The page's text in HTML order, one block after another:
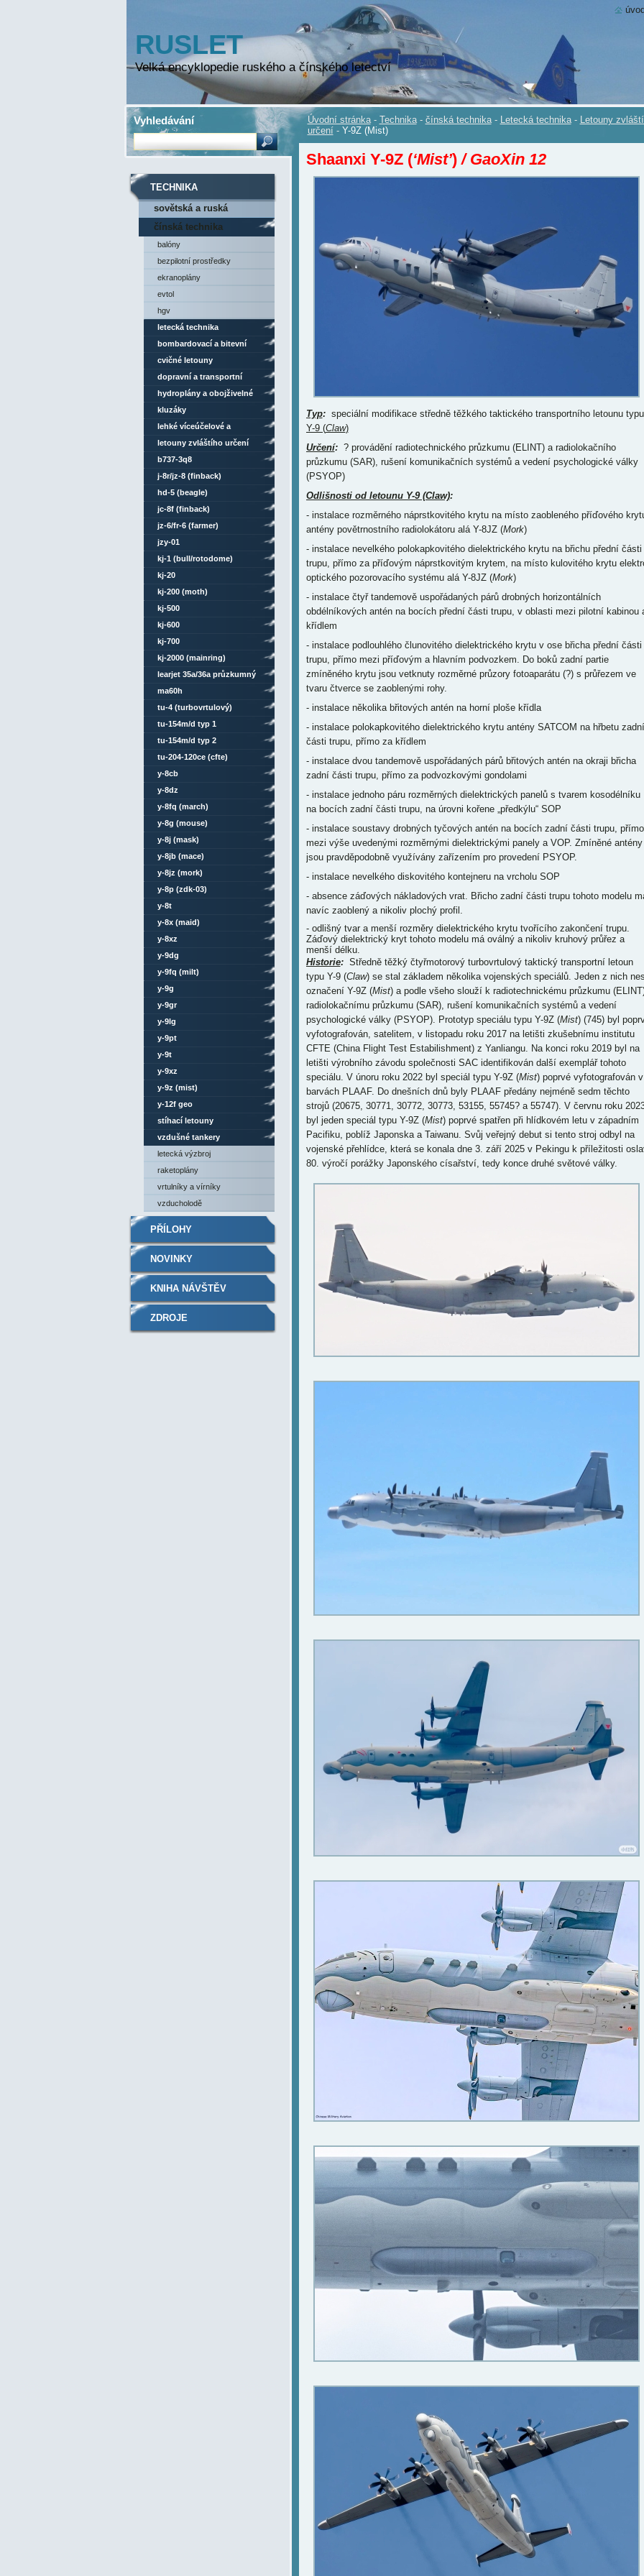
RUSLET
Velká encyklopedie ruského a čínského letectví
Úvodní stránka - Technika - čínská technika - Letecká technika - Letouny
určení - Y-9Z (Mist)
Shaanxi Y-9Z (‘Mist’) / GaoXin 12
Typ:speciální modifikace středně těžkého taktického transportního letounu typu
Y-9 (Claw)
Určení:? provádění radiotechnického průzkumu (ELINT) a radiolokačního
průzkumu (SAR), rušení komunikačních systémů a vedení psychologické války
(PSYOP)
Odlišnosti od letounu Y-9 (Claw):
- instalace rozměrného náprstkovitého krytu na místo zaobleného příďového
antény povětrnostního radiolokátoru alá Y-8JZ (Mork)
- instalace nevelkého polokapkovitého dielektrického krytu na břichu přední části
trupu, přímo za příďovým náprstkovitým krytem, na místo kulovitého krytu
optického pozorovacího systému alá Y-8JZ (Mork)
- instalace čtyř tandemově uspořádaných párů drobných horizontálních
obdélníkových antén na bocích přední části trupu, v oblasti mezi pilotní kabinou
křídlem
- instalace podlouhlého člunovitého dielektrického krytu v ose břicha přední části
trupu, přímo mezi příďovým a hlavním podvozkem. Do boků zadní partie
zmíněného krytu jsou vetknuty rozměrné průzory fotoaparátu (?) s průřezem ve
tvaru čtverce se zaoblenými rohy.
- instalace několika břitových antén na horní ploše křídla
- instalace polokapkovitého dielektrického krytu antény SATCOM na hřbetu zadní
části trupu, přímo za křídlem
- instalace dvou tandemově uspořádaných párů břitových antén na okraji břicha
zadní části trupu, přímo za podvozkovými gondolami
- instalace jednoho páru rozměrných dielektrických panelů s tvarem kosodélníku
na bocích zadní části trupu, na úrovni kořene „předkýlu“ SOP
- instalace soustavy drobných tyčových antén na bocích zadní části trupu, přímo
mezi výše uvedenými rozměrnými dielektrickými panely a VOP. Zmíněné antény
jsou pravděpodobně využívány zařízením pro provedení PSYOP.
- instalace nevelkého diskovitého kontejneru na vrcholu SOP
- absence záďových nákladových vrat. Břicho zadní části trupu tohoto modelu
navíc zaoblený a nikoliv plochý profil.
- odlišný tvar a menší rozměry dielektrického krytu tvořícího zakončení trupu.
Záďový dielektrický kryt tohoto modelu má oválný a nikoliv kruhový průřez a
menší délku.
Historie:Středně těžký čtyřmotorový turbovrtulový taktický transportní letoun
typu Y-9 (Claw) se stal základem několika vojenských speciálů. Jeden z nich
označení Y-9Z (Mist) a podle všeho slouží k radiotechnickému průzkumu
radiolokačnímu průzkumu (SAR), rušení komunikačních systémů a vedení
psychologické války (PSYOP). Prototyp speciálu typu Y-9Z (Mist) (745) byl
vyfotografován, satelitem, v listopadu roku 2017 na letišti zkušebnímu institutu
CFTE (China Flight Test Estabilishment) z Yanliangu. Na konci roku 2019 byl na
letišti výrobního závodu společnosti SAC identifikován další exemplář tohoto
speciálu. V únoru roku 2022 byl speciál typu Y-9Z (Mist) poprvé vyfotografován v
barvách PLAAF. Do dnešních dnů byly PLAAF předány nejméně sedm těchto
strojů (20675, 30771, 30772, 30773, 53155, 55745? a 55747). V červnu roku
byl jeden speciál typu Y-9Z (Mist) poprvé spatřen při hlídkovém letu v západním
Pacifiku, poblíž Japonska a Taiwanu. Svůj veřejný debut si tento stroj odbyl na
vojenské přehlídce, která se konala dne 3. září 2025 v Pekingu k příležitosti
80. výročí porážky Japonského císařství, tedy konce druhé světové války.
TECHNIKA
sovětská a ruská
technika
čínská technika
balóny
bezpilotní prostředky
ekranoplány
evtol
hgv
letecká technika
bombardovací a bitevní
letouny
cvičné letouny
dopravní a transportní
letouny
hydroplány a obojživelné
letouny
kluzáky
lehké víceúčelové a
sportovní letouny
letouny zvláštího určení
b737-3q8
j-8r/jz-8 (finback)
hd-5 (beagle)
jc-8f (finback)
jz-6/fr-6 (farmer)
jzy-01
kj-1 (bull/rotodome)
kj-20
kj-200 (moth)
kj-500
kj-600
kj-700
kj-2000 (mainring)
learjet 35a/36a průzkumný
ma60h
tu-4 (turbovrtulový)
tu-154m/d typ 1
tu-154m/d typ 2
tu-204-120ce (cfte)
y-8cb
y-8dz
y-8fq (march)
y-8g (mouse)
y-8j (mask)
y-8jb (mace)
y-8jz (mork)
y-8p (zdk-03)
y-8t
y-8x (maid)
y-8xz
y-9dg
y-9fq (milt)
y-9g
y-9gr
y-9lg
y-9pt
y-9t
y-9xz
y-9z (mist)
y-12f geo
stíhací letouny
vzdušné tankery
letecká výzbroj
raketoplány
vrtulníky a vírníky
vzducholodě
PŘÍLOHY
NOVINKY
KNIHA NÁVŠTĚV
ZDROJE
Vyhledávání